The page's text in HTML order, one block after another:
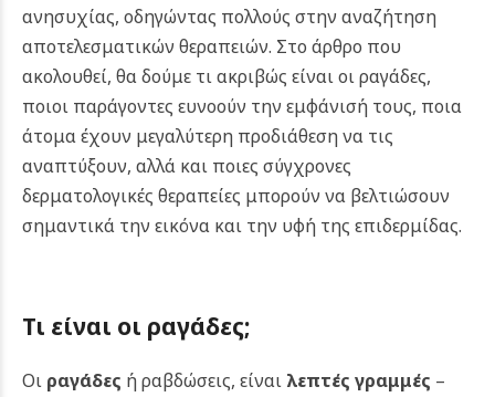
ανησυχίας, οδηγώντας πολλούς στην αναζήτηση
αποτελεσματικών θεραπειών. Στο άρθρο που
ακολουθεί, θα δούμε τι ακριβώς είναι οι ραγάδες,
ποιοι παράγοντες ευνοούν την εμφάνισή τους, ποια
άτομα έχουν μεγαλύτερη προδιάθεση να τις
αναπτύξουν, αλλά και ποιες σύγχρονες
δερματολογικές θεραπείες μπορούν να βελτιώσουν
σημαντικά την εικόνα και την υφή της επιδερμίδας.
Τι είναι οι ραγάδες;
Οι ραγάδες ή ραβδώσεις, είναι λεπτές γραμμές –